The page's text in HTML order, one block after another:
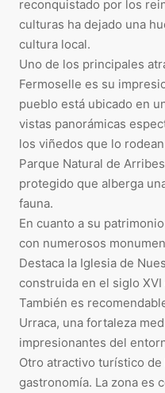
reconquistado por los
culturas ha dejado una
cultura local.
Uno de los principales
Fermoselle es su
pueblo está ubicado en
vistas panorámicas
los viñedos que lo
Parque Natural de
protegido que alberga
fauna.
En cuanto a su
con numerosos
Destaca la Iglesia de
construida en el siglo
También es
Urraca, una fortaleza
impresionantes del
Otro atractivo turístico
gastronomía. La zona es